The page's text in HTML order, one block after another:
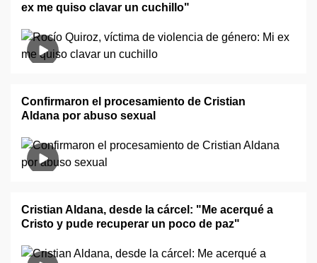
ex me quiso clavar un cuchillo"
Confirmaron el procesamiento de Cristian
Aldana por abuso sexual
Cristian Aldana, desde la cárcel: "Me acerqué a
Cristo y pude recuperar un poco de paz"